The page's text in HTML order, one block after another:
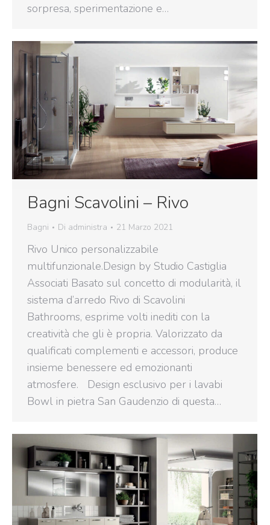
sorpresa, sperimentazione e…
Bagni Scavolini – Rivo
Bagni Di administra 21 Marzo 2021
Rivo Unico personalizzabile
multifunzionale.Design by Studio Castiglia
Associati Basato sul concetto di modularità, il
sistema d’arredo Rivo di Scavolini
Bathrooms, esprime volti inediti con la
creatività che gli è propria. Valorizzato da
qualificati complementi e accessori, produce
insieme benessere ed emozionanti
atmosfere. Design esclusivo per i lavabi
Bowl in pietra San Gaudenzio di questa…